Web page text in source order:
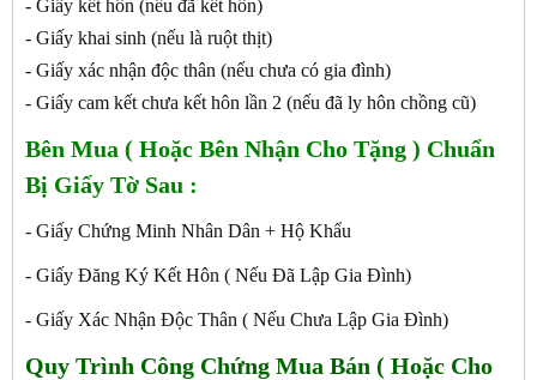
- Giấy kết hôn (nếu đã kết hôn)
- Giấy khai sinh (nếu là ruột thịt)
- Giấy xác nhận độc thân (nếu chưa có gia đình)
- Giấy cam kết chưa kết hôn lần 2 (nếu đã ly hôn chồng cũ)
Bên Mua ( Hoặc Bên Nhận Cho Tặng ) Chuẩn
Bị Giấy Tờ Sau :
- Giấy Chứng Minh Nhân Dân + Hộ Khẩu
- Giấy Đăng Ký Kết Hôn ( Nếu Đã Lập Gia Đình)
- Giấy Xác Nhận Độc Thân ( Nếu Chưa Lập Gia Đình)
Quy Trình Công Chứng Mua Bán ( Hoặc Cho